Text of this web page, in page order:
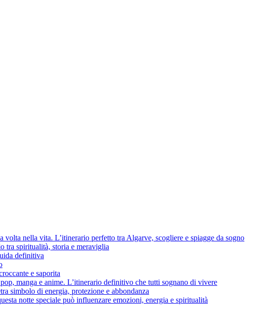
volta nella vita. L’itinerario perfetto tra Algarve, scogliere e spiagge da sogno
tra spiritualità, storia e meraviglia
definitiva
e saporita
manga e anime. L’itinerario definitivo che tutti sognano di vivere
simbolo di energia, protezione e abbondanza
notte speciale può influenzare emozioni, energia e spiritualità